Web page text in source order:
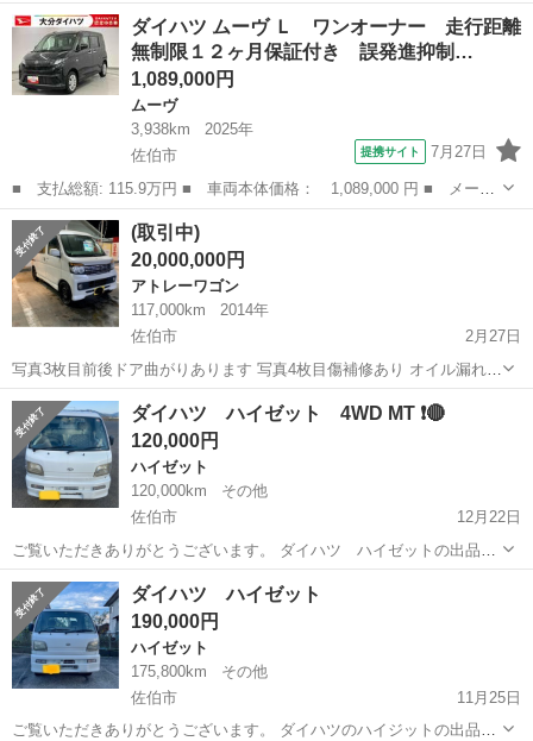
大分 佐伯市 ムーヴ
ダイハツ ムーヴ Ｌ ワンオーナー 走行距離
無制限１２ヶ月保証付き 誤発進抑制…
1,089,000円
ムーヴ
3,938km
2025年
佐伯市
提携サイト 7月27日
■ 支払総額: 115.9万円 ■ 車両本体価格： 1,089,000 円 ■ メーカ
ー名： ダイハツ ■ 車種名： ムーヴ ■ グレード名： Ｌ ワン
オーナー 走行距離無制限１２ヶ月保証付き 誤発進抑制装置 両側
手動スラ...
大分 佐伯市 ムーヴ
(取引中)
20,000,000円
アトレーワゴン
117,000km
2014年
佐伯市
2月27日
写真3枚目前後ドア曲がりあります 写真4枚目傷補修あり オイル漏れ少
ししてます その他傷汚れ等あります 現在も乗ってるので 走る分には
今のとこ大丈夫です ホイール純正アルミに変わります タイヤ交換時期
です 2駆 ターボ ...
大分 佐伯市 アトレーワゴン ドア
ダイハツ ハイゼット 4WD MT ❗️🔴
120,000円
ハイゼット
120,000km
その他
佐伯市
12月22日
ご覧いただきありがとうございます。 ダイハツ ハイゼットの出品に
なります。 車検は、令和5年8月まであります。 平成13年式 4WD 5速
まだまだ走りには問題なく走ります。 早い者勝ちです。交渉次第で
は、値引きあり ま...
大分 佐伯市 ハイゼット 令和5年
ダイハツ ハイゼット
190,000円
ハイゼット
175,800km
その他
佐伯市
11月25日
ご覧いただきありがとうございます。 ダイハツのハイジットの出品に